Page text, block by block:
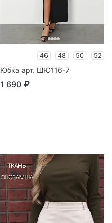
46 48 50 52
Юбка арт. ШЮ116-7
1 690